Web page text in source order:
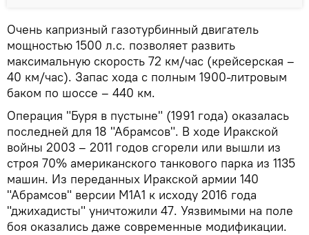
Очень капризный газотурбинный двигатель
мощностью 1500 л.с. позволяет развить
максимальную скорость 72 км/час (крейсерская –
40 км/час). Запас хода с полным 1900-литровым
баком по шоссе – 440 км.
Операция "Буря в пустыне" (1991 года) оказалась
последней для 18 "Абрамсов". В ходе Иракской
войны 2003 – 2011 годов сгорели или вышли из
строя 70% американского танкового парка из 1135
машин. Из переданных Иракской армии 140
"Абрамсов" версии M1A1 к исходу 2016 года
"джихадисты" уничтожили 47. Уязвимыми на поле
боя оказались даже современные модификации.